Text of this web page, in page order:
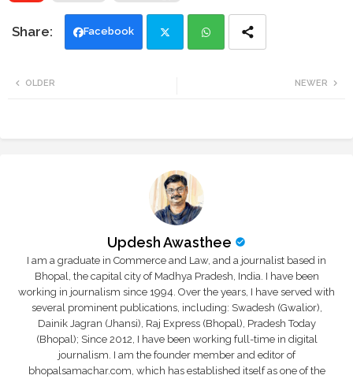
Facebook
NEWER
OLDER
Updesh Awasthee
I am a graduate in Commerce and Law, and a journalist based in
Bhopal, the capital city of Madhya Pradesh, India. I have been
working in journalism since 1994. Over the years, I have served with
several prominent publications, including: Swadesh (Gwalior),
Dainik Jagran (Jhansi), Raj Express (Bhopal), Pradesh Today
(Bhopal); Since 2012, I have been working full-time in digital
journalism. I am the founder member and editor of
bhopalsamachar.com, which has established itself as one of the